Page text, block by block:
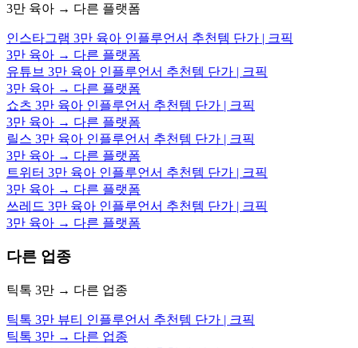
3만 육아 → 다른 플랫폼
인스타그램 3만 육아 인플루언서 추천템 단가 | 크픽
3만 육아 → 다른 플랫폼
유튜브 3만 육아 인플루언서 추천템 단가 | 크픽
3만 육아 → 다른 플랫폼
쇼츠 3만 육아 인플루언서 추천템 단가 | 크픽
3만 육아 → 다른 플랫폼
릴스 3만 육아 인플루언서 추천템 단가 | 크픽
3만 육아 → 다른 플랫폼
트위터 3만 육아 인플루언서 추천템 단가 | 크픽
3만 육아 → 다른 플랫폼
쓰레드 3만 육아 인플루언서 추천템 단가 | 크픽
3만 육아 → 다른 플랫폼
다른 업종
틱톡 3만 → 다른 업종
틱톡 3만 뷰티 인플루언서 추천템 단가 | 크픽
틱톡 3만 → 다른 업종